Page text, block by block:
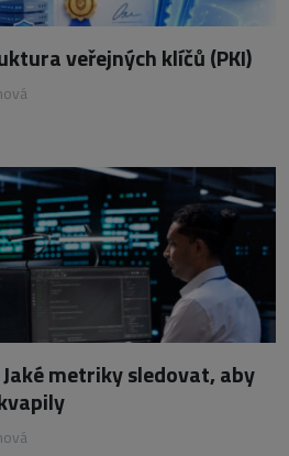
veřejných klíčů (PKI)
metriky sledovat, aby